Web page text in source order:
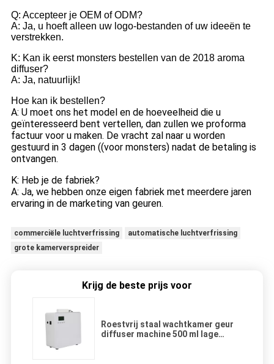
Q: Accepteer je OEM of ODM?
A: Ja, u hoeft alleen uw logo-bestanden of uw ideeën te
verstrekken.
K: Kan ik eerst monsters bestellen van de 2018 aroma
diffuser?
A: Ja, natuurlijk!
Hoe kan ik bestellen?
A: U moet ons het model en de hoeveelheid die u
geïnteresseerd bent vertellen, dan zullen we proforma
factuur voor u maken. De vracht zal naar u worden
gestuurd in 3 dagen ((voor monsters) nadat de betaling is
ontvangen.
K: Heb je de fabriek?
A: Ja, we hebben onze eigen fabriek met meerdere jaren
ervaring in de marketing van geuren.
commerciële luchtverfrissing
automatische luchtverfrissing
grote kamerverspreider
Krijg de beste prijs voor
Roestvrij staal wachtkamer geur
diffuser machine 500 ml lage